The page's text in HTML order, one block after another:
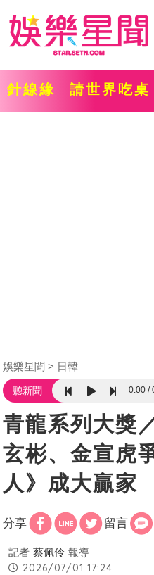
針線緣 請世界吃桌
娛樂星聞 日韓
聽新聞 0:00
青龍系列大獎
玄彬、金宣虎
人》成大贏家
分享 留言
記者 蔡佩伶 報導
2026/07/01 17:24